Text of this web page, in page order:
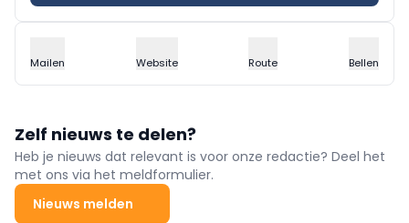
Mailen Website Route Bellen
Zelf nieuws te delen?
Heb je nieuws dat relevant is voor onze redactie? Deel het
met ons via het meldformulier.
Nieuws melden